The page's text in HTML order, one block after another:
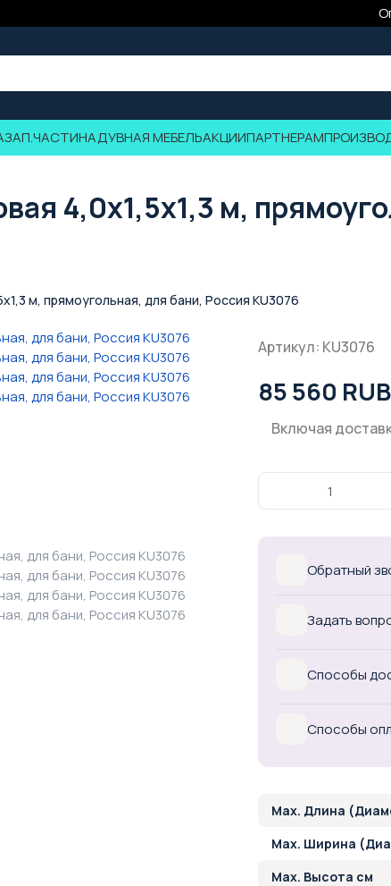
ЗАП.ЧАСТИНАДУВНАЯ МЕБЕЛЬАКЦИИПАРТНЕРАМ
4,0х1,5х1,3 м,
м, прямоугольная, для бани, Россия KU3076
Артикул: KU3076
85 560 RUB
Включая
Обратный
Задать
Способы
Способы
Max. Длина
Max. Ширина
Max. Высота см